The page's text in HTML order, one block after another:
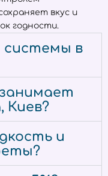
вкус и
годности.
системы в
Киев?
и